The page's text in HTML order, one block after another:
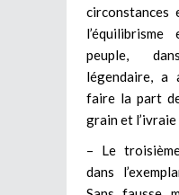
circonstances
peuple,
légendaire, a
faire la part
grain et l’ivraie
– Le
dans